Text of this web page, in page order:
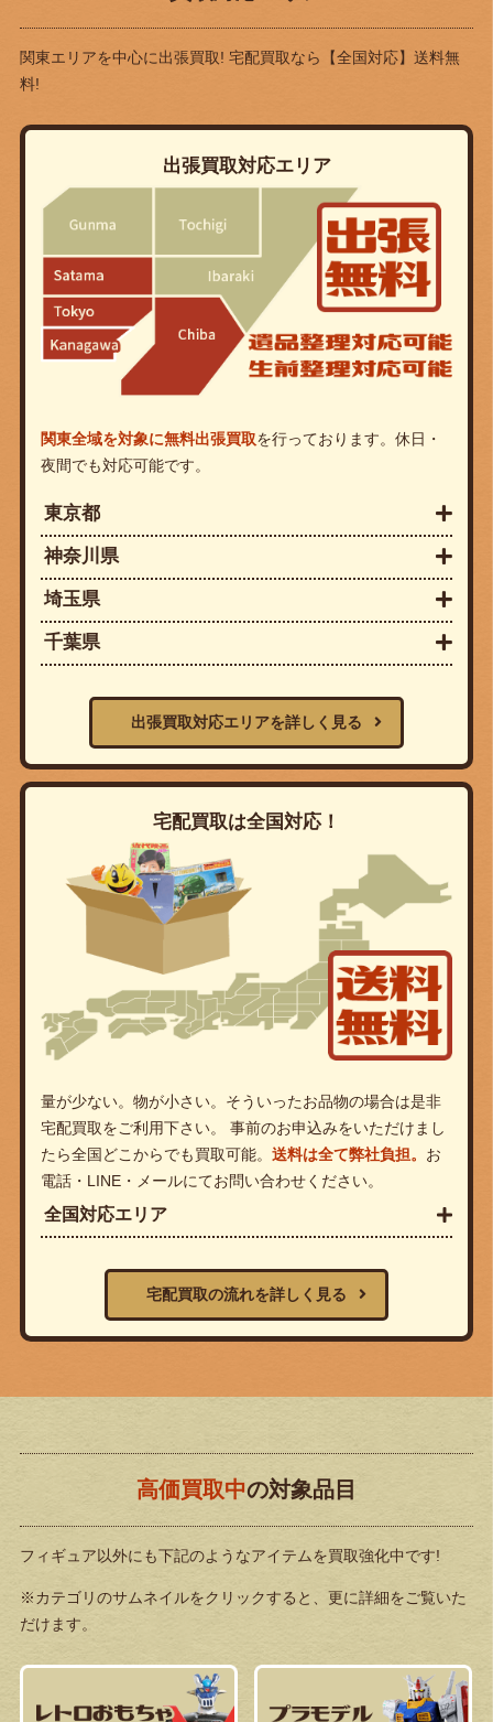
関東エリアを中心に出張買取! 宅配買取なら
【全国対応】送料無
料!
出張買取対応エリア
関東全域を対象に無料出張買取を行っております。休日・
夜間でも対応可能です。
東京都
神奈川県
埼玉県
千葉県
出張買取対応エリアを詳しく見る
宅配買取は全国対応！
量が少ない。物が小さい。そういったお品物の場合は是非
宅配買取をご利用下さい。 事前のお申込みをいただけまし
たら全国どこからでも買取可能。 送料は全て弊社負担。 お
電話・LINE・メールにてお問い合わせください。
全国対応エリア
宅配買取の流れを詳しく見る
高価買取中の対象品目
フィギュア以外にも下記のようなアイテムを買取強化中です!
※カテゴリのサムネイルをクリックすると、更に詳細をご覧いた
だけます。